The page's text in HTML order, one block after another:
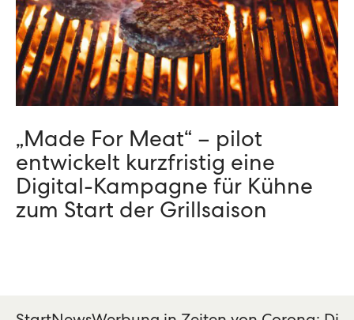
„Made For Meat“ – pilot
entwickelt kurzfristig eine
Digital-Kampagne für Kühne
zum Start der Grillsaison